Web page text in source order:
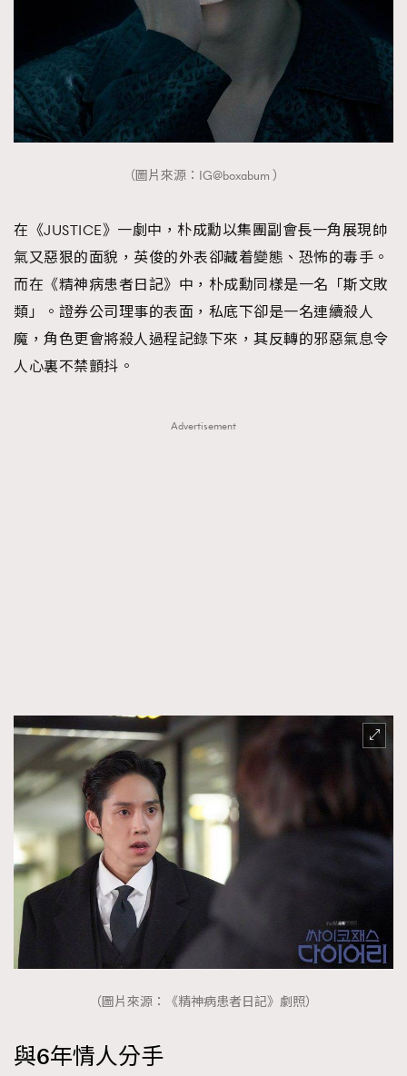
EmpowerF
FashionWeek FigaroAesthetic
（圖片來源：IG@boxabum ）
在《JUSTICE》一劇中，朴成勳以集團副會長一角展現帥
氣又惡狠的面貌，英俊的外表卻藏着變態、恐怖的毒手。
而在《精神病患者日記》中，朴成勳同樣是一名「斯文敗
類」。證券公司理事的表面，私底下卻是一名連續殺人
魔，角色更會將殺人過程記錄下來，其反轉的邪惡氣息令
人心裏不禁顫抖。
Advertisement
（圖片來源：《精神病患者日記》劇照）
與6年情人分手